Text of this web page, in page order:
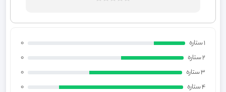
1 ستاره
0
2 ستاره
0
3 ستاره
0
4 ستاره
0